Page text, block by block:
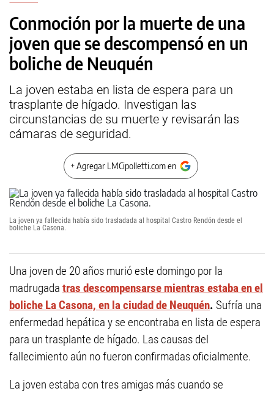
Conmoción por la muerte de una
joven que se descompensó en un
boliche de Neuquén
La joven estaba en lista de espera para un
trasplante de hígado. Investigan las
circunstancias de su muerte y revisarán las
cámaras de seguridad.
+ Agregar LMCipolletti.com en
La joven ya fallecida había sido trasladada al hospital Castro Rendón desde el
boliche La Casona.
Una joven de 20 años murió este domingo por la
madrugada tras descompensarse mientras estaba en el
boliche La Casona, en la ciudad de Neuquén. Sufría una
enfermedad hepática y se encontraba en lista de espera
para un trasplante de hígado. Las causas del
fallecimiento aún no fueron confirmadas oficialmente.
La joven estaba con tres amigas más cuando se